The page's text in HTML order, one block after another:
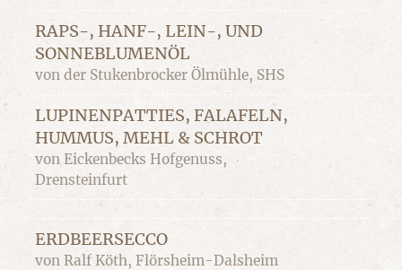
RAPS-, HANF-, LEIN-, UND
SONNEBLUMENÖL
von der Stukenbrocker Ölmühle, SHS
LUPINENPATTIES, FALAFELN,
HUMMUS, MEHL & SCHROT
von Eickenbecks Hofgenuss,
Drensteinfurt
ERDBEERSECCO
von Ralf Köth, Flörsheim-Dalsheim